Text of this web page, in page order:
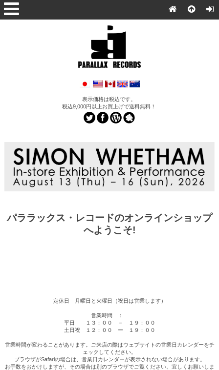
表示価格は税込です。
税込9,000円以上お買上げで送料無料！
パララックス・レコードのオンラインショップ
へようこそ!
定休日 月曜日と火曜日（祝日は営業します）
営業時間 ：
平日 １３：００ － １９：００
土日祝 １２：００ ー １９：００
営業時間が変わることがあります。ご来店の際はウェブサイトの営業日カレンダーをチ
ェックしてください。
ブラウザがSafariの場合は、営業日カレンダーが表示されない場合があります。
お手数をおかけしますが、その場合は別のブラウザでご覧ください。宜しくお願いしま